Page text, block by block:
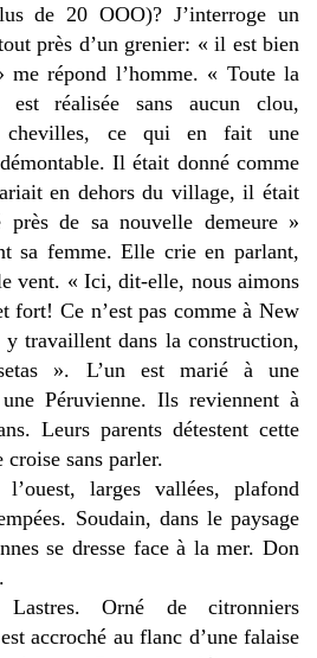
de 20 OOO)? J’interroge un
près d’un grenier: « il est bien
répond l’homme. « Toute la
est réalisée sans aucun clou,
chevilles, ce qui en fait une
Il était donné comme
en dehors du village, il était
près de sa nouvelle demeure »
sa femme. Elle crie en parlant,
vent. « Ici, dit-elle, nous aimons
fort! Ce n’est pas comme à New
travaillent dans la construction,
». L’un est marié à une
Péruvienne. Ils reviennent à
Leurs parents détestent cette
sans parler.
larges vallées, plafond
Soudain, dans le paysage
se dresse face à la mer. Don
Orné de citronniers
accroché au flanc d’une falaise